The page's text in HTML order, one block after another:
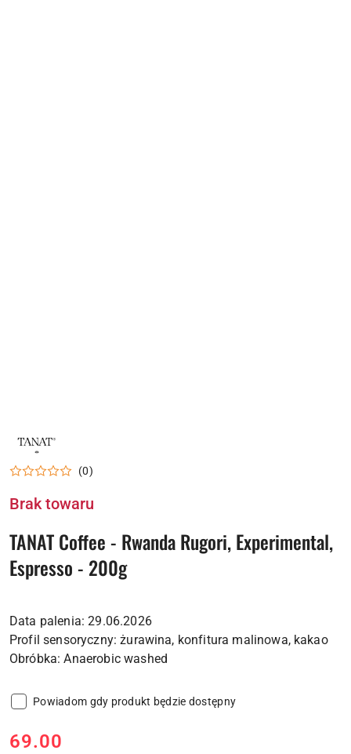
LOGO
PALARNI
COFFEE
(0)
Brak towaru
TANAT Coffee - Rwanda Rugori, Experimental,
Espresso - 200g
Data palenia: 29.06.2026
Profil sensoryczny: żurawina, konfitura malinowa, kakao
Powiadom gdy produkt będzie dostępny
cena:
69.00